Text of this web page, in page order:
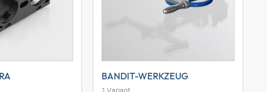
BANDIT-WERKZEUG